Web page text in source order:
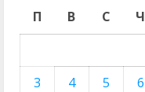
П В С Ч
3
4 5 6